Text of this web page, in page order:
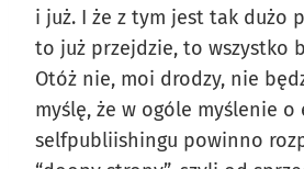
i już. I że z tym jest tak dużo
to już przejdzie, to wszystko
Otóż nie, moi drodzy, nie
myślę, że w ogóle myślenie
selfpubliishingu powinno